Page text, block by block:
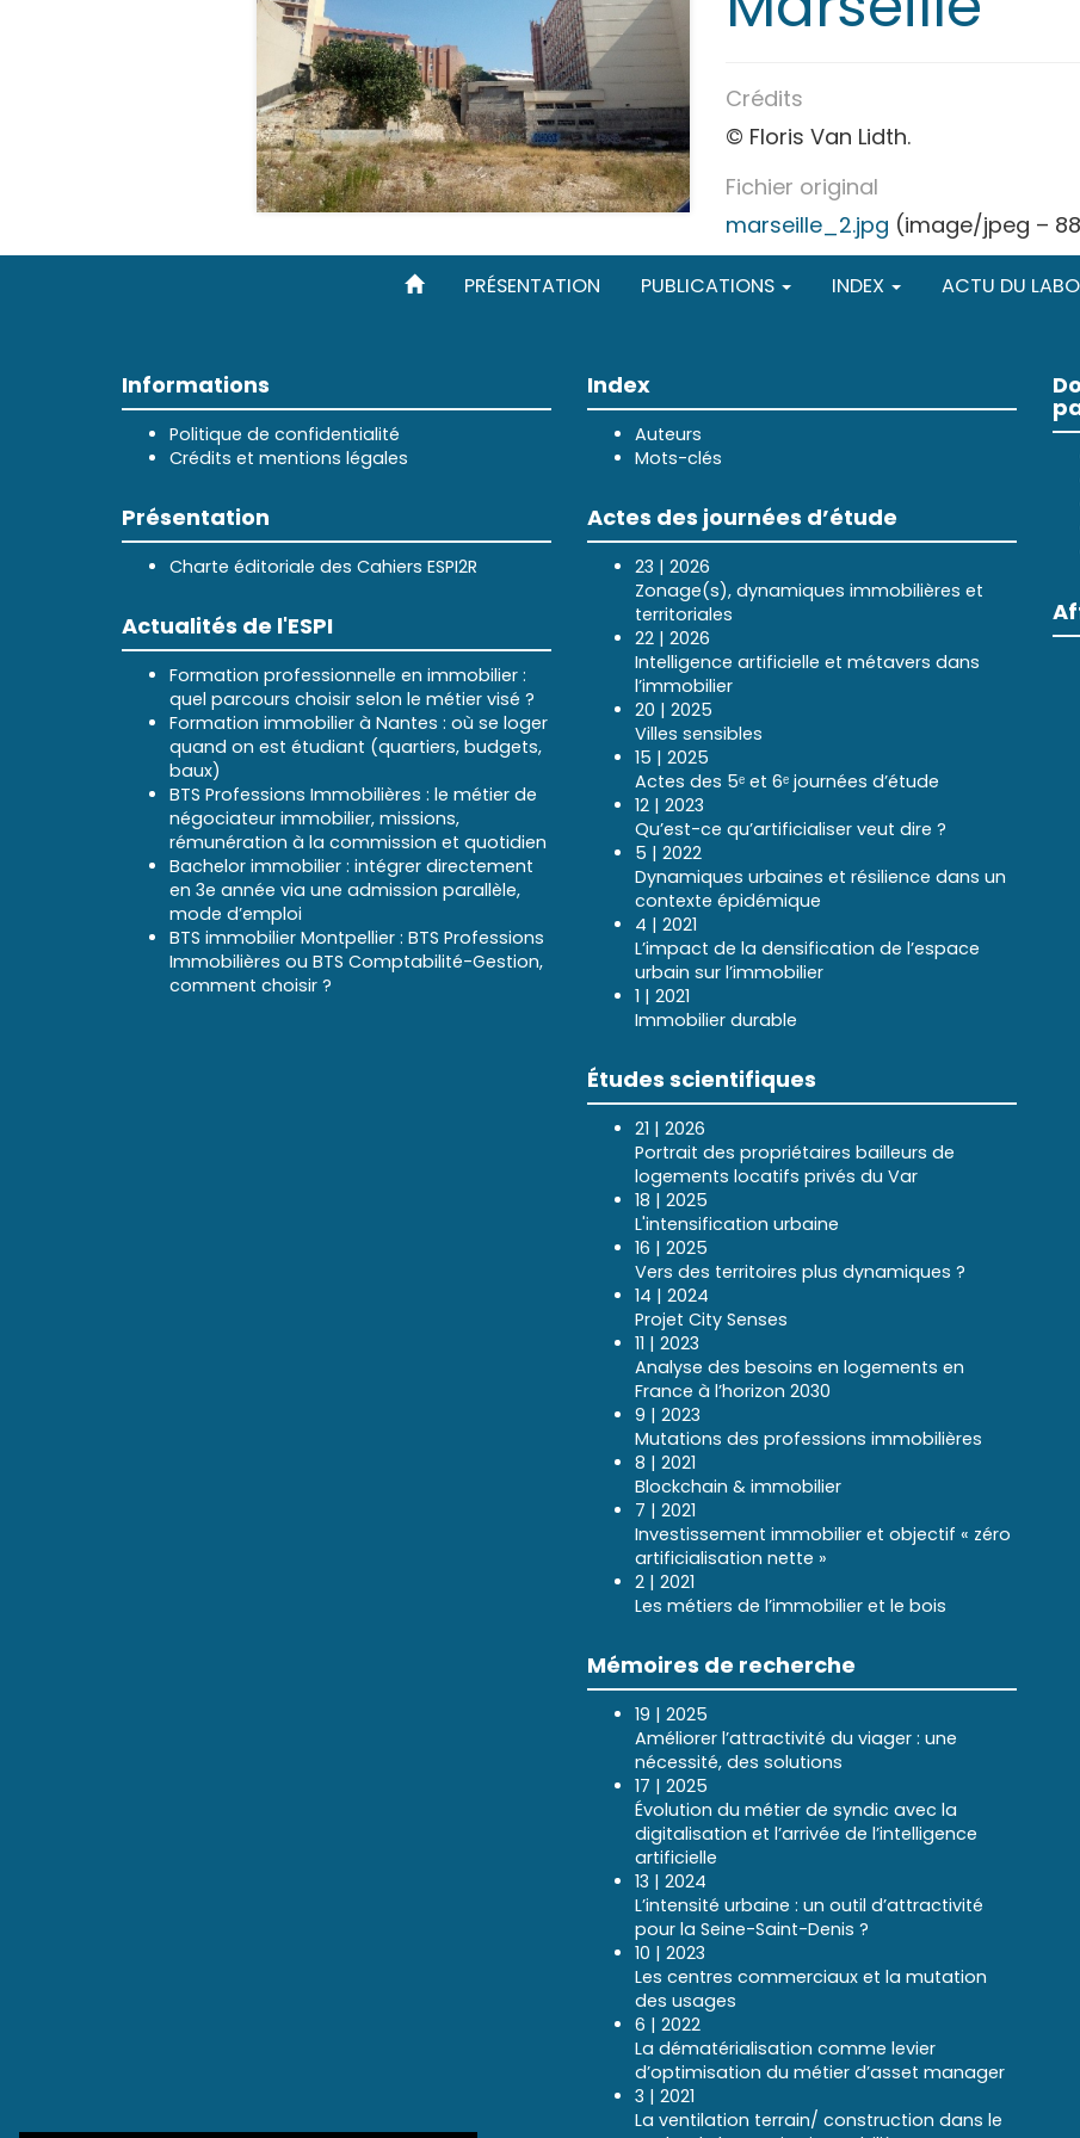
PRÉSENTATION PUBLICATIONS INDEX ACTU DU LABO
Crédits
© Floris Van Lidth.
Fichier original
marseille_2.jpg (image/jpeg –
Informations
Politique de confidentialité
Crédits et mentions légales
Présentation
Charte éditoriale des Cahiers ESPI2R
Actualités de l'ESPI
Formation professionnelle en immobilier :
quel parcours choisir selon le métier visé ?
Formation immobilier à Nantes : où se loger
quand on est étudiant (quartiers, budgets,
baux)
BTS Professions Immobilières : le métier de
négociateur immobilier, missions,
rémunération à la commission et quotidien
Bachelor immobilier : intégrer directement
en 3e année via une admission parallèle,
mode d’emploi
BTS immobilier Montpellier : BTS Professions
Immobilières ou BTS Comptabilité-Gestion,
comment choisir ?
Index
Auteurs
Mots-clés
Actes des journées d’étude
23 | 2026
Zonage(s), dynamiques immobilières et
territoriales
22 | 2026
Intelligence artificielle et métavers dans
l’immobilier
20 | 2025
Villes sensibles
15 | 2025
Actes des 5ᵉ et 6ᵉ journées d’étude
12 | 2023
Qu’est-ce qu’artificialiser veut dire ?
5 | 2022
Dynamiques urbaines et résilience dans un
contexte épidémique
4 | 2021
L’impact de la densification de l’espace
urbain sur l’immobilier
1 | 2021
Immobilier durable
Études scientifiques
21 | 2026
Portrait des propriétaires bailleurs de
logements locatifs privés du Var
18 | 2025
L'intensification urbaine
16 | 2025
Vers des territoires plus dynamiques ?
14 | 2024
Projet City Senses
11 | 2023
Analyse des besoins en logements en
France à l’horizon 2030
9 | 2023
Mutations des professions immobilières
8 | 2021
Blockchain & immobilier
7 | 2021
Investissement immobilier et objectif « zéro
artificialisation nette »
2 | 2021
Les métiers de l’immobilier et le bois
Mémoires de recherche
19 | 2025
Améliorer l’attractivité du viager : une
nécessité, des solutions
17 | 2025
Évolution du métier de syndic avec la
digitalisation et l’arrivée de l’intelligence
artificielle
13 | 2024
L’intensité urbaine : un outil d’attractivité
pour la Seine-Saint-Denis ?
10 | 2023
Les centres commerciaux et la mutation
des usages
6 | 2022
La dématérialisation comme levier
d’optimisation du métier d’asset manager
3 | 2021
La ventilation terrain/ construction dans le